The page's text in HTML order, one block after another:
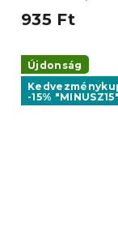
935 Ft
Újdonság
-15% "MINUSZ15"